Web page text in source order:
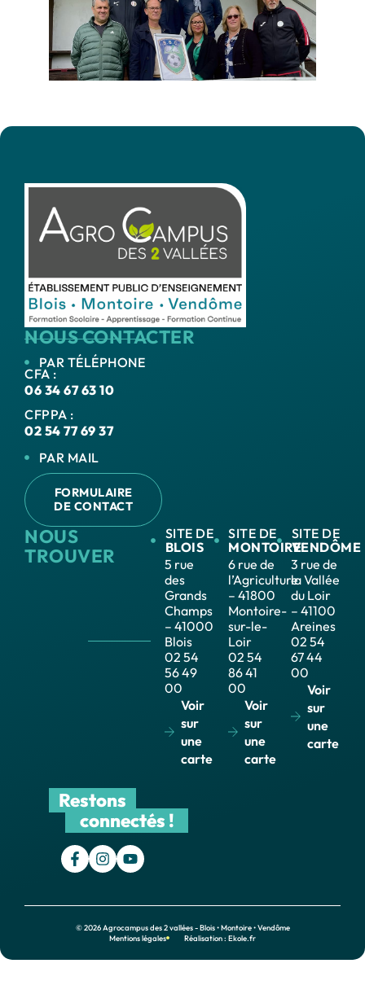
NOUS CONTACTER
PAR TÉLÉPHONE
CFA :
06 34 67 63 10
CFPPA :
02 54 77 69 37
PAR MAIL
FORMULAIRE
DE CONTACT
NOUS
TROUVER
SITE DE
BLOIS
5 rue
des
Grands
Champs
– 41000
Blois
02 54
56 49
00
Voir
sur
une
carte
SITE DE
MONTOIRE
6 rue de
l’Agriculture
– 41800
Montoire-
sur-le-
Loir
02 54
86 41
00
Voir
sur
une
carte
SITE DE
VENDÔME
3 rue de
la Vallée
du Loir
– 41100
Areines
02 54
67 44
00
Voir
sur
une
carte
Restons
connectés !
© 2026 Agrocampus des 2 vallées - Blois • Montoire • Vendôme
Mentions légales
Réalisation : Ekole.fr